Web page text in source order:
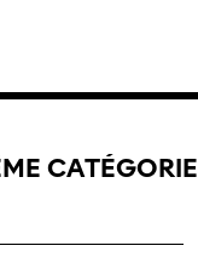
CATÉGORIE